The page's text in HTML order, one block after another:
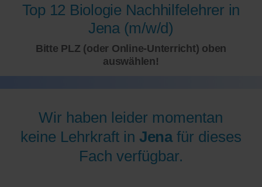
Top 12 Biologie Nachhilfelehrer in
Jena (m/w/d)
Bitte PLZ (oder Online-Unterricht) oben
auswählen!
Wir haben leider momentan
keine Lehrkraft in Jenafür dieses
Fach verfügbar.